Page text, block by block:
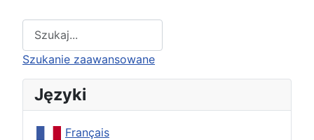
Type 2 or more characters for results.
Szukanie zaawansowane
Języki
Français